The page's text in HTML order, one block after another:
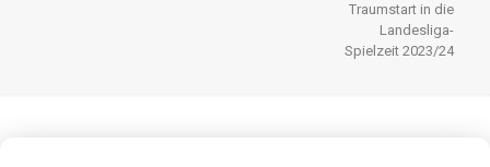
Traumstart in die
Landesliga-
Spielzeit 2023/24